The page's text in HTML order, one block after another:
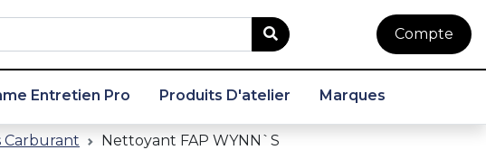
Compte
Entretien Pro Produits D'atelier Marques
Carburant Nettoyant FAP WYNN`S